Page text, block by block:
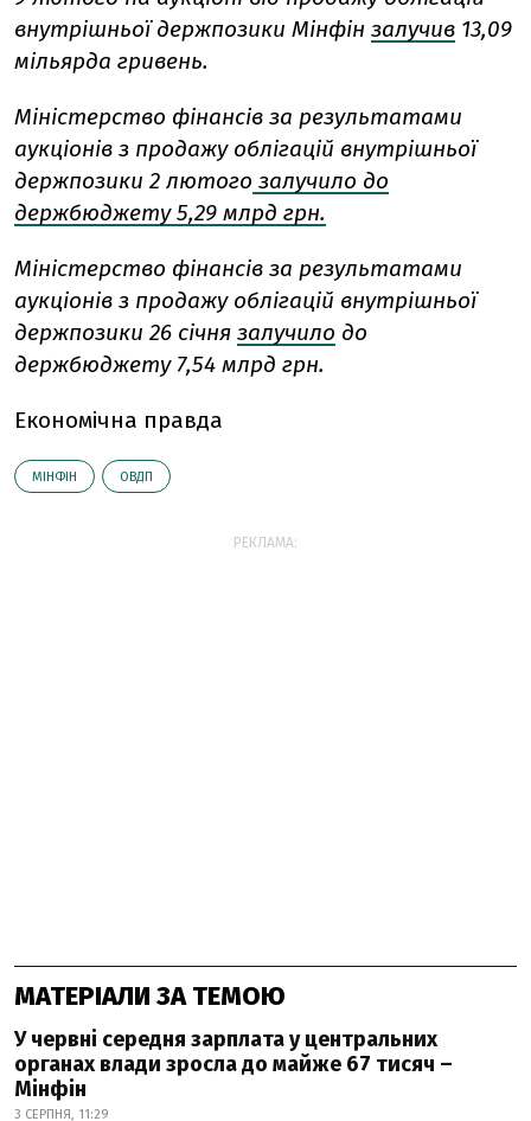
внутрішньої держпозики Мінфін залучив 13,09
мільярда гривень.
Міністерство фінансів за результатами
аукціонів з продажу облігацій внутрішньої
держпозики 2 лютого залучило до
держбюджету 5,29 млрд грн.
Міністерство фінансів за результатами
аукціонів з продажу облігацій внутрішньої
держпозики 26 січня залучило до
держбюджету 7,54 млрд грн.
Економічна правда
МІНФІН ОВДП
РЕКЛАМА:
МАТЕРІАЛИ ЗА ТЕМОЮ
У червні середня зарплата у центральних
органах влади зросла до майже 67 тисяч –
Мінфін
3 СЕРПНЯ, 11:29